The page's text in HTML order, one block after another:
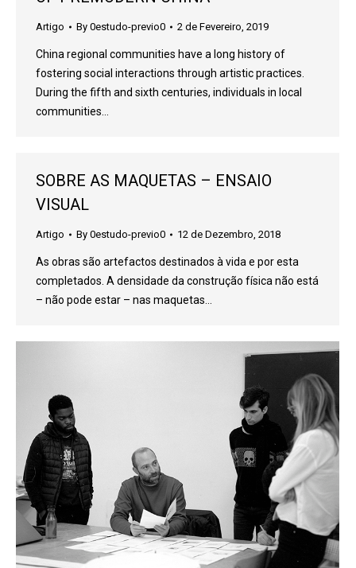
Artigo By 0estudo-previo0 2 de Fevereiro, 2019
China regional communities have a long history of
fostering social interactions through artistic practices.
During the fifth and sixth centuries, individuals in local
communities…
SOBRE AS MAQUETAS – ENSAIO
VISUAL
Artigo By 0estudo-previo0 12 de Dezembro, 2018
As obras são artefactos destinados à vida e por esta
completados. A densidade da construção física não está
– não pode estar – nas maquetas…